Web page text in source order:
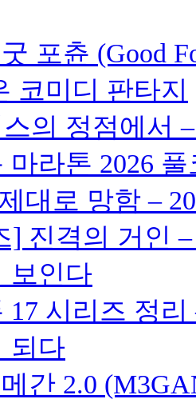
포츈 (Good
코미디 판타지
의 정점에서
마라톤 2026
대로 망함 –
] 진격의 거인
보인다
17 시리즈 정
되다
간 2.0